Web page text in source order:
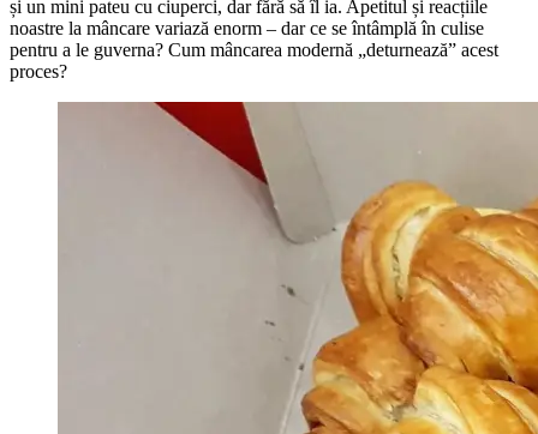
și un mini pateu cu ciuperci, dar fără să îl ia. Apetitul și reacțiile
noastre la mâncare variază enorm – dar ce se întâmplă în culise
pentru a le guverna? Cum mâncarea modernă „deturnează” acest
proces?